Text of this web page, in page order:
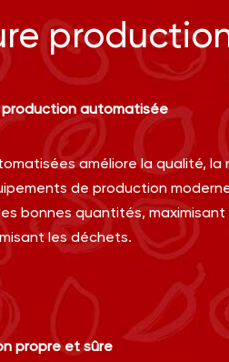
automatisée
améliore la qualité,
de production
bonnes quantités, maximisant
les déchets.
propre et sûre